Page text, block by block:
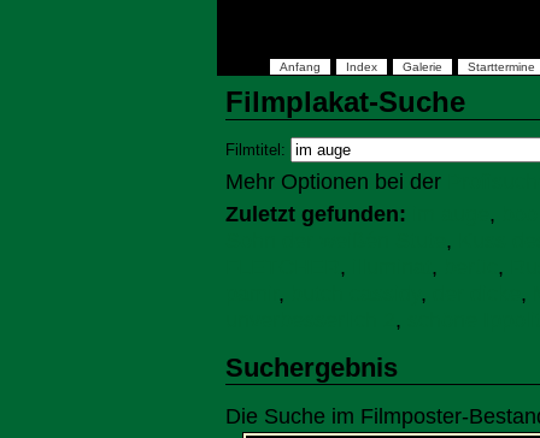
Anfang Index Galerie Starttermine
Filmplakat-Suche
Filmtitel:
Mehr Optionen bei der
Zuletzt gefunden:
,
,
, , ,
, , ,
,
Suchergebnis
Die Suche im Filmposter-